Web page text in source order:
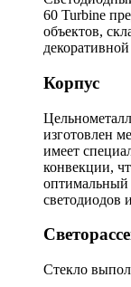
60 Turbine
объектов,
Корпус
изготовлен
имеет
конвекции,
светодиодов
Стекло